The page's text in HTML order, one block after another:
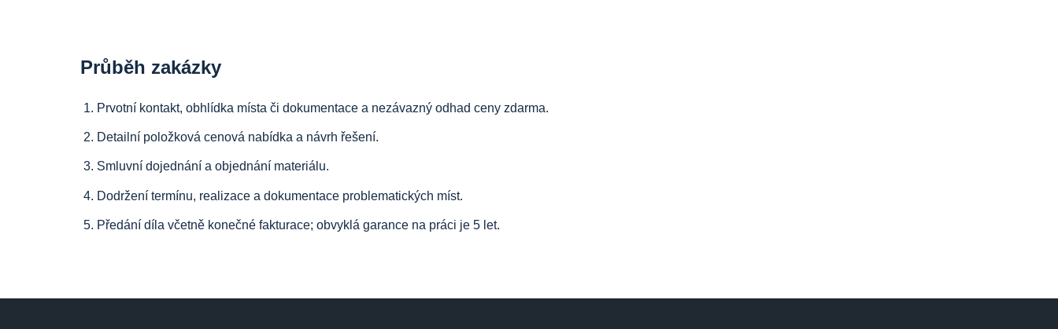
Průběh zakázky
Prvotní kontakt, obhlídka místa či dokumentace a nezávazný odhad ceny zdarma.
Detailní položková cenová nabídka a návrh řešení.
Smluvní dojednání a objednání materiálu.
Dodržení termínu, realizace a dokumentace problematických míst.
Předání díla včetně konečné fakturace; obvyklá garance na práci je 5 let.